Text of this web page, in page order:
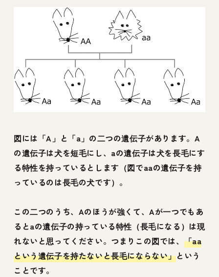
図には「A」と「a」の二つの遺伝子があります。A
の遺伝子は犬を短毛にし、aの遺伝子は犬を長毛にす
る特性を持っているとします（図でaaの遺伝子を持
っているのは長毛の犬です）。
この二つのうち、Aのほうが強くて、Aが一つでもあ
るとaの遺伝子の持っている特性（長毛になる）は現
れないと思ってください。つまりこの図では、 「aa
という遺伝子を持たないと長毛にならない」という
ことです。